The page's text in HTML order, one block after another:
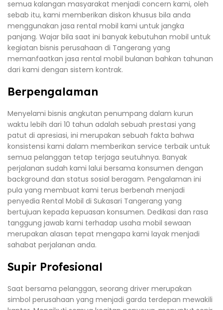
semua kalangan masyarakat menjadi concern kami, oleh
sebab itu, kami memberikan diskon khusus bila anda
menggunakan jasa rental mobil kami untuk jangka
panjang. Wajar bila saat ini banyak kebutuhan mobil untuk
kegiatan bisnis perusahaan di Tangerang yang
memanfaatkan jasa rental mobil bulanan bahkan tahunan
dari kami dengan sistem kontrak.
Berpengalaman
Menyelami bisnis angkutan penumpang dalam kurun
waktu lebih dari 10 tahun adalah sebuah prestasi yang
patut di apresiasi, ini merupakan sebuah fakta bahwa
konsistensi kami dalam memberikan service terbaik untuk
semua pelanggan tetap terjaga seutuhnya. Banyak
perjalanan sudah kami lalui bersama konsumen dengan
background dan status sosial beragam. Pengalaman ini
pula yang membuat kami terus berbenah menjadi
penyedia Rental Mobil di Sukasari Tangerang yang
bertujuan kepada kepuasan konsumen. Dedikasi dan rasa
tanggung jawab kami terhadap usaha mobil sewaan
merupakan alasan tepat mengapa kami layak menjadi
sahabat perjalanan anda.
Supir Profesional
Saat bersama pelanggan, seorang driver merupakan
simbol perusahaan yang menjadi garda terdepan mewakili